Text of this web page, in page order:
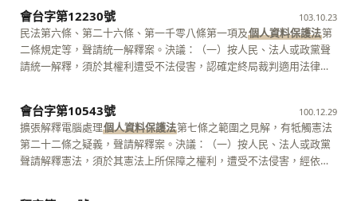
請，由健保署審查；如健保署無法辨識或產生疑義之申請案，則由外
部專家辦理複審；如有申請醫學影像，則另由全民健康保險影像資料
應用審議會審議。【4】 此外，健保署並將健保資料中之健保醫療服
務申報類總表、明細、醫令檔案以及健保承保類檔案，以金鑰加密
包含其他衛生福利資料（包括出生通報檔、死亡通報檔、身心障礙者
檔、國民健康訪問調查等），自100年開始對外提供使用。依其99年5
月12日訂定發布之行政院衛生署健康資料加值應用協作中心使用資料
作業要點第6點，請求提供資料供使用者，應檢具文件向該署統計室申
鍵證據無法及時保存而呈現在法院審理中，與上開
定有所違背，有關單位須統一解釋作業如何兼顧等語。惟查，聲請意
旨並非指摘確定終局判決與不同系統審判機關（例如最高行政法院）
之確定終局裁判，兩者適用同一法令所表示之見解有所歧異。是本件
官 蔡烱燉 陳碧玉 黃璽君 羅昌發 湯德宗 黃虹霞 吳陳鐶
蔡明誠 林俊益 許志雄 張瓊文 黃瑞明 詹森林 黃昭元
等，究有何逾越母法而違反法律保留原則之處，聲請意旨亦難謂已於
客觀上具體敘明。是本件聲請，核與司法院大法官審理案件法第五條
第一項第二款規定不合，依同條第三項規定，應不受理。
會台字第12230號 103.10.23
民法第六條、第二十六條、第一千零八條第一項及個人資料保護法第
二條規定等，聲請統一解釋案。決議：（一）按人民、法人或政黨聲
請統一解釋，須於其權利遭受不法侵害，認確定終局裁判適用法律或
法第七條第一項第二款定有明文。 （二）本件聲請人因夫妻財產制登
記事件，認臺灣高等法院一０三年度非抗字第二九號民事裁定（下稱
確定終局裁定），所適用之非訟事件法第一百零五條、法人及夫妻財
產制契約登記規則第十條規定（下併稱系爭規定），違反憲法第十一
會台字第10543號 100.12.29
擴張解釋電腦處理個人資料保護法第七條之範圍之見解，有牴觸憲法
第二十二條之疑義，聲請解釋案。決議：（一）按人民、法人或政黨
聲請解釋憲法，須於其憲法上所保障之權利，遭受不法侵害，經依法